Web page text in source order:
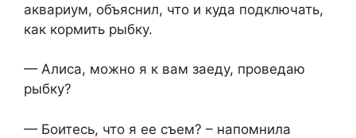
аквариум, объяснил, что и куда подключать,
как кормить рыбку.
— Алиса, можно я к вам заеду, проведаю
рыбку?
— Боитесь, что я ее съем? – напомнила